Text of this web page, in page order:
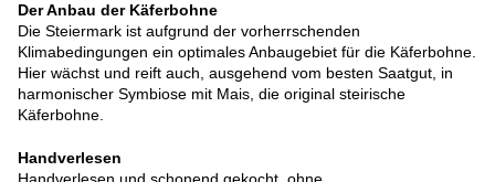
Der Anbau der Käferbohne
Die Steiermark ist aufgrund der vorherrschenden
Klimabedingungen ein optimales Anbaugebiet für die Käferbohne.
Hier wächst und reift auch, ausgehend vom besten Saatgut, in
harmonischer Symbiose mit Mais, die original steirische
Käferbohne.
Handverlesen